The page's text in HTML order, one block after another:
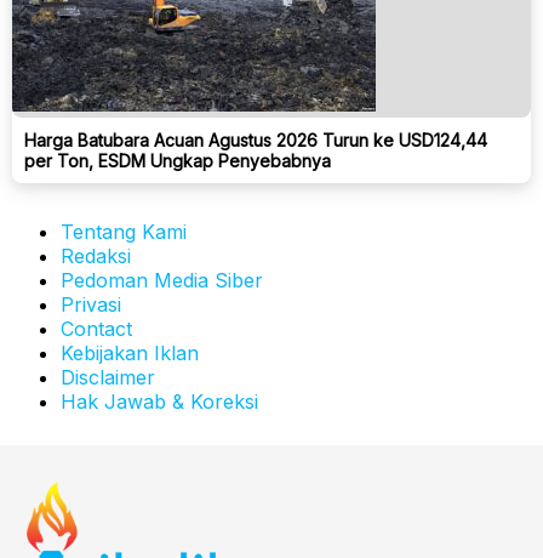
Harga Batubara Acuan Agustus 2026 Turun ke USD124,44
per Ton, ESDM Ungkap Penyebabnya
Tentang Kami
Redaksi
Pedoman Media Siber
Privasi
Contact
Kebijakan Iklan
Disclaimer
Hak Jawab & Koreksi